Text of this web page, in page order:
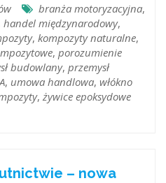
branża motoryzacyjna,
handel międzynarodowy,
, kompozyty naturalne,
, porozumienie
budowlany, przemysł
, umowa handlowa, włókno
, żywice epoksydowe
– nowa